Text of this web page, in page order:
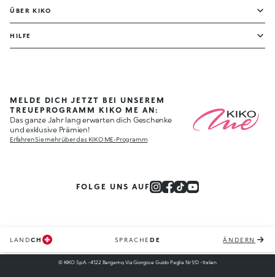
ÜBER KIKO
HILFE
MELDE DICH JETZT BEI UNSEREM
TREUEPROGRAMM KIKO ME AN:
Das ganze Jahr lang erwarten dich Geschenke
und exklusive Prämien!
Erfahren Sie mehr über das KIKO ME-Programm
FOLGE UNS AUF
LANDCH SPRACHE DE ÄNDERN
© KIKO S.p.A. - 4122 Bergamo, Via Giorgio e Guido Paglia Nr. 1/D - Italien